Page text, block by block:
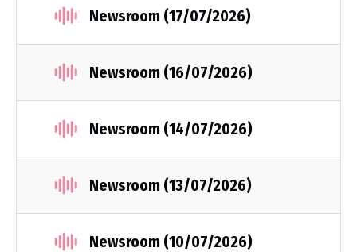
Newsroom (17/07/2026)
Newsroom (16/07/2026)
Newsroom (14/07/2026)
Newsroom (13/07/2026)
Newsroom (10/07/2026)